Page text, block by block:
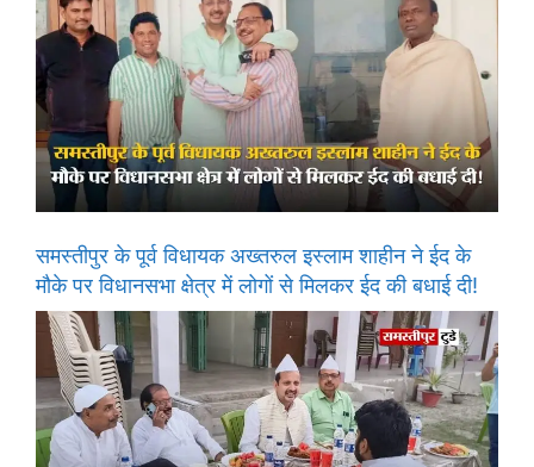
समस्तीपुर के पूर्व विधायक अख्तरुल इस्लाम शाहीन ने ईद के
मौके पर विधानसभा क्षेत्र में लोगों से मिलकर ईद की बधाई दी!